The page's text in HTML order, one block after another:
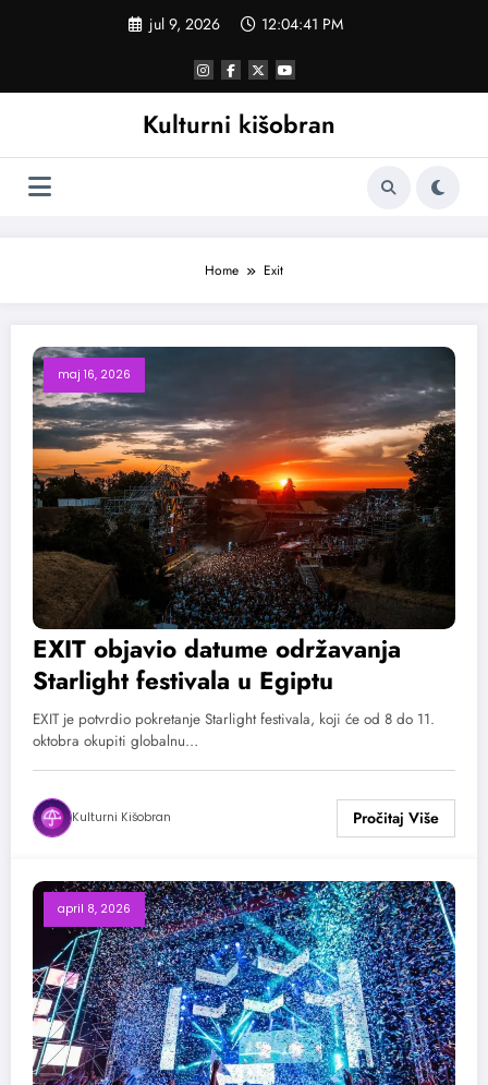
jul 9, 2026 12:04:42 PM
Kulturni kišobran
Home Exit
maj 16, 2026
EXIT objavio datume održavanja
Starlight festivala u Egiptu
EXIT je potvrdio pokretanje Starlight festivala, koji će od 8 do 11.
oktobra okupiti globalnu…
Kulturni Kišobran
april 8, 2026